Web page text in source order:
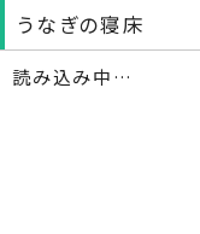
うなぎの寝床
読み込み中…